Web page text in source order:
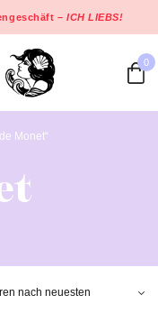
–ICH LIEBS!
0
Monet“